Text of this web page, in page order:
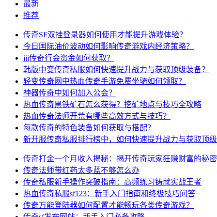
最新
推荐
传奇SF双挂登录器如何使用才能提升游戏体验？
今日国际油价波动如何影响传奇游戏内经济策略？
jjj传奇行会资金如何获取？
韩版中变传奇私服如何快速提升战力与获取顶级装备？
轻变传奇网中热血传奇手游免费坐骑如何领取？
神器传奇中如何加入公会？
热血传奇黑铁矿石怎么获得？挖矿地点与技巧全攻略
热血传奇法师开荒有哪些高效方式与技巧？
每款传奇的特色装备如何获取与搭配？
新开服传奇私服排行榜中，如何快速提升战力与获取顶
传奇打金一个月收入揭秘：揭开传奇玩家狂赚财富的秘密
传奇法师带红药太多蓝不够怎么办
传奇私服新手操作突破指南：高频练习铸就实战王者
热血传奇私服sf123：新手入门指南和终极技巧问答
传奇万能登陆器如何配置才能畅玩各类传奇游戏？